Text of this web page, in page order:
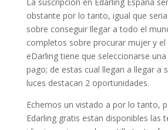
obstante por lo tanto, igual que
sobre conseguir llegar a todo el
completos sobre procurar mujer y el
eDarling tiene que seleccionarse
pago; de estas cual llegan a llegar a
luces destacan 2 oportunidades.
Echemos un vistado a por lo tanto,
Edarling gratis estan disponibles las